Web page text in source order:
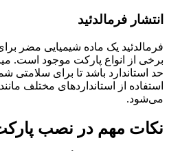
انتشار فرمالدئید
فرمالدئید یک ماده شیمیایی مضر
برخی از انواع پارکت موجود است.
حد استاندارد باشد تا برای سلامتی
می‌شود.
نکات مهم در نصب